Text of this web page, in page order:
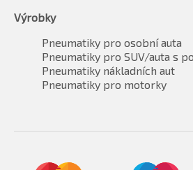
Výrobky
Pneumatiky pro osobní auta
Pneumatiky pro SUV/auta s
Pneumatiky nákladních aut
Pneumatiky pro motorky